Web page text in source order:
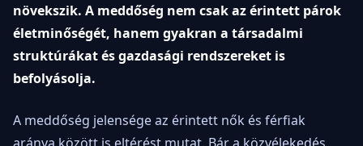
növekszik. A meddőség nem csak az érintett párok
életminőségét, hanem gyakran a társadalmi
struktúrákat és gazdasági rendszereket is
befolyásolja.
A meddőség jelensége az érintett nők és férfiak
aránya között is eltérést mutat. Bár a közvélekedés